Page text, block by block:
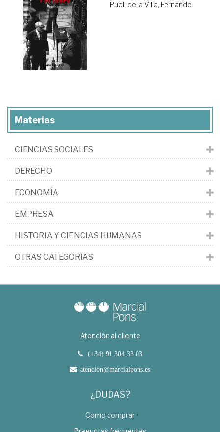
Puell de la Villa, Fernando
Materias
CIENCIAS SOCIALES
DERECHO
ECONOMÍA
EMPRESA
HISTORIA Y CIENCIAS HUMANAS
OTRAS CATEGORÍAS
Atención al cliente
(+34) 91 304 33 03
atencion@marcialpons.es
¿DUDAS?
Como comprar